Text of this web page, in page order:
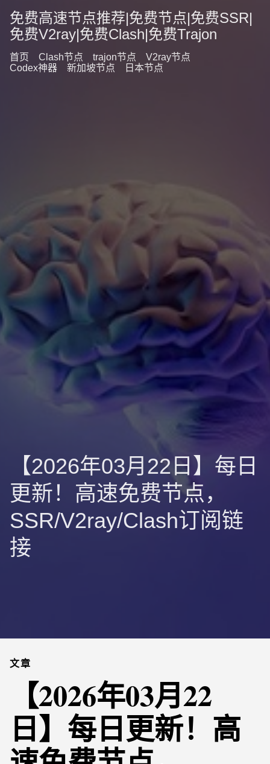
免费高速节点推荐|免费节点|免费SSR|
免费V2ray|免费Clash|免费Trajon
首页 Clash节点 trajon节点
V2ray节点
Codex神器
新加坡节点 日本节点
【2026年03月22日】每日
更新！高速免费节点，
SSR/V2ray/Clash订阅链
接
文章
【2026年03月22
日】每日更新！高